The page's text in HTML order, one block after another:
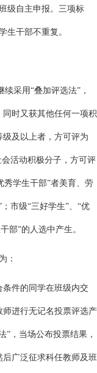
级自主申报。三项标
生干部不重复。
采用“叠加评选法”，
时又获其他任何一项积
及以上者，方可评为
活动积极分子，方可评
秀学生干部”者美育、劳
市级“三好学生”、“优
部”的人选中产生。
：
件的同学在班级内交
进行无记名投票评选产
”，当场公布投票结果，
广泛征求科任教师及班